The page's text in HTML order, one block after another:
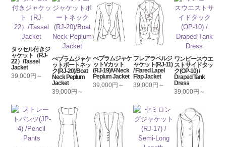
タッセル付きジ
ャケット（RJ-
22）/Tassel
Jacket
39,000円～
ぺプラムジャケ
ットボートネッ
ク(RJ-20)/Boat
Neck Peplum
Jacket
39,000円～
ぺプラムジャケ
ットVカット
(RJ-19)/V-Neck
Peplum Jacket
39,000円～
フレアラペルジ
ャケット(RJ-11)
/ Flared Lapel
Flap Jacket
39,000円～
ワンピースウエ
ストサイドタッ
ク(OP-10) /
Draped Tank
Dress
39,000円～